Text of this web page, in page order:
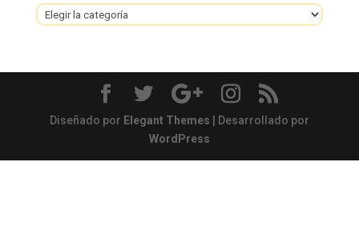
Categorías
Diseñado por Elegant Themes | Desarrollado por
WordPress